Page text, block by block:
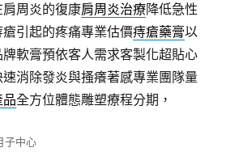
周炎的復康肩周炎治療降低急性
引起的疼痛專業估價痔瘡藥膏以
軟膏預依客人需求客製化超貼心
速消除發炎與搔癢著感專業團隊量
品全方位體態雕塑療程分期，
子中心